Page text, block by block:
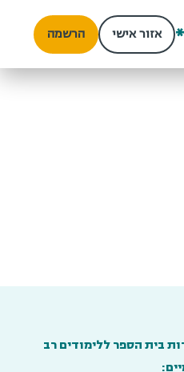
אזור אישי הרשמה
בית הספר ללימודים רב